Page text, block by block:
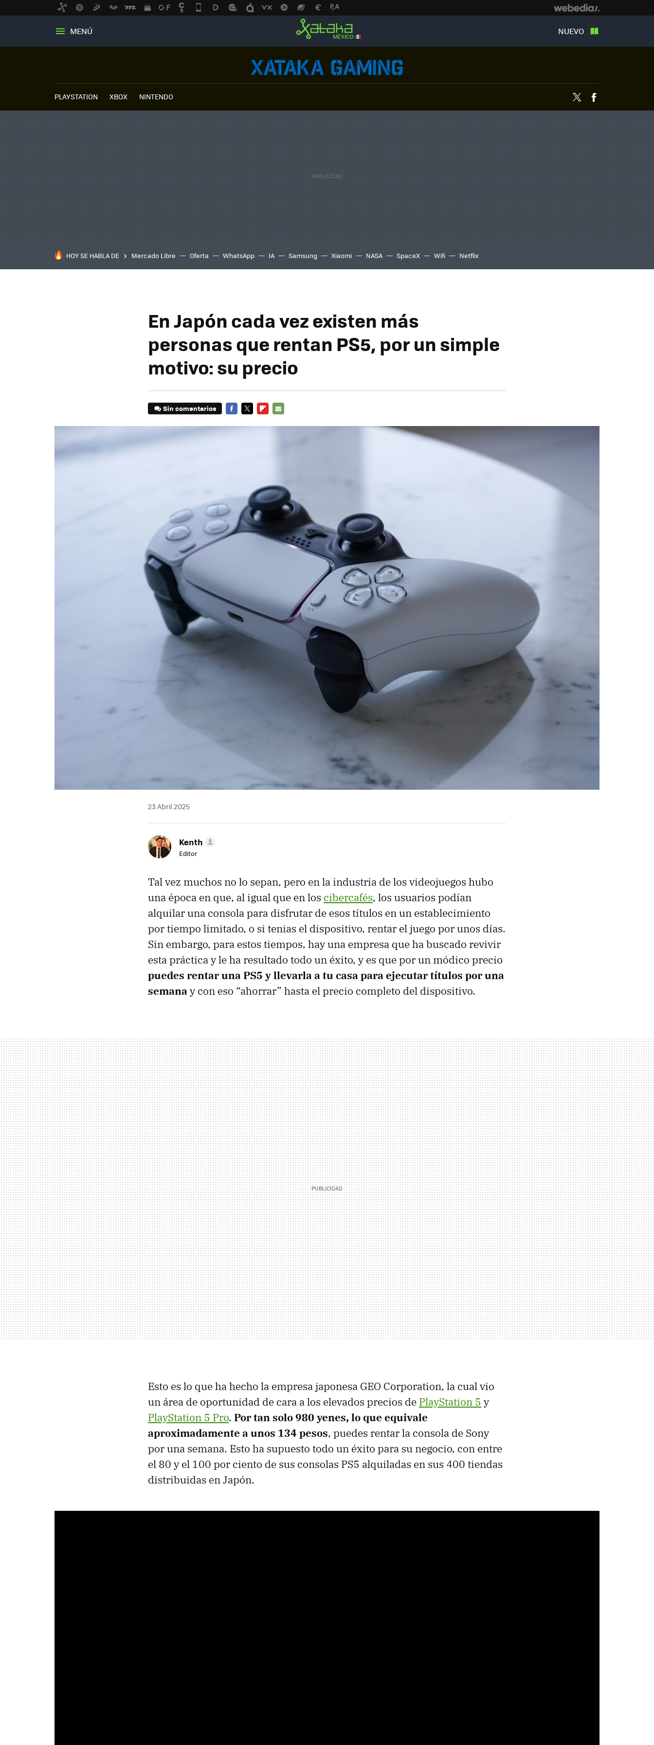
MENÚ NUEVO
PLAYSTATION XBOX NINTENDO Twitter
HOY SE HABLA DE Mercado Libre Oferta WhatsApp IA Samsung Xiaomi NASA SpaceX Wifi Netflix
En Japón cada vez existen más
personas que rentan PS5, por un simple
motivo: su precio
Sin comentarios
23 Abril 2025
Kenth
Editor
Tal vez muchos no lo sepan, pero en la industria de los videojuegos hubo
una época en que, al igual que en los cibercafés, los usuarios podían
alquilar una consola para disfrutar de esos títulos en un establecimiento
por tiempo limitado, o si tenias el dispositivo, rentar el juego por unos días.
Sin embargo, para estos tiempos, hay una empresa que ha buscado revivir
esta práctica y le ha resultado todo un éxito, y es que por un módico precio
puedes rentar una PS5 y llevarla a tu casa para ejecutar títulos por una
semana y con eso “ahorrar” hasta el precio completo del dispositivo.
Esto es lo que ha hecho la empresa japonesa GEO Corporation, la cual vio
un área de oportunidad de cara a los elevados precios de PlayStation 5 y
PlayStation 5 Pro. Por tan solo 980 yenes, lo que equivale
aproximadamente a unos 134 pesos, puedes rentar la consola de Sony
por una semana. Esto ha supuesto todo un éxito para su negocio, con entre
el 80 y el 100 por ciento de sus consolas PS5 alquiladas en sus 400 tiendas
distribuidas en Japón.